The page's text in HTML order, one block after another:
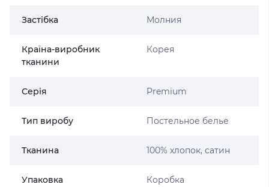
Застібка Молния
Країна-виробник
тканини
Корея
Серія Premium
Тип виробу Постельное белье
Тканина 100% хлопок, сатин
Упаковка Коробка